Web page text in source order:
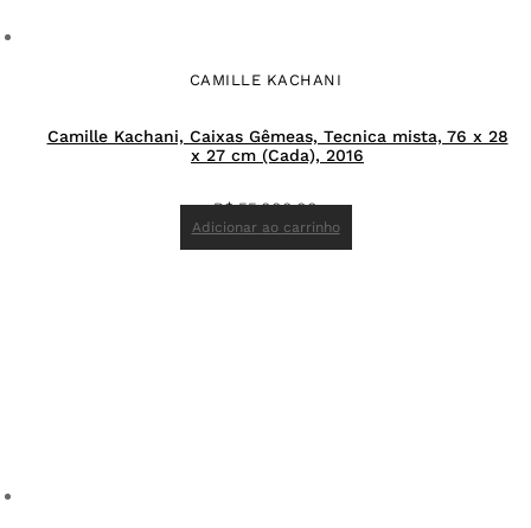
CAMILLE KACHANI
Camille Kachani, Caixas Gêmeas, Tecnica mista, 76 x 28
x 27 cm (Cada), 2016
R$55.000,00
Adicionar ao carrinho